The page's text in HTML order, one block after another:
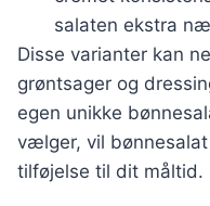
salaten ekstra
Disse varianter kan
grøntsager og
egen unikke
vælger, vil
tilføjelse til dit måltid.